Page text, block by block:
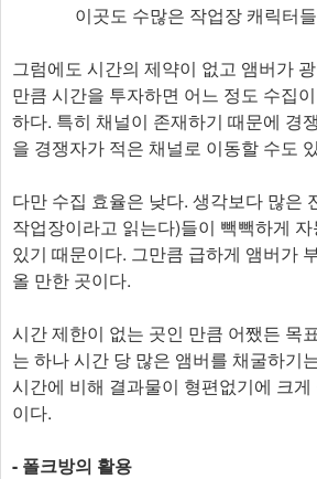
이곳도 수많은 작업장 캐릭터
그럼에도 시간의 제약이 없고 앰버가
만큼 시간을 투자하면 어느 정도 수집
하다. 특히 채널이 존재하기 때문에 경
을 경쟁자가 적은 채널로 이동할 수도
다만 수집 효율은 낮다. 생각보다 많은
작업장이라고 읽는다)들이 빽빽하게
있기 때문이다. 그만큼 급하게 앰버가
올 만한 곳이다.
시간 제한이 없는 곳인 만큼 어쨌든 목
는 하나 시간 당 많은 앰버를 채굴하기
시간에 비해 결과물이 형편없기에 크
이다.
- 폴크방의 활용